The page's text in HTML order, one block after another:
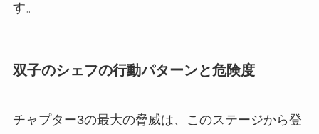
す。
双子のシェフの行動パターンと危険度
チャプター3の最大の脅威は、このステージから登